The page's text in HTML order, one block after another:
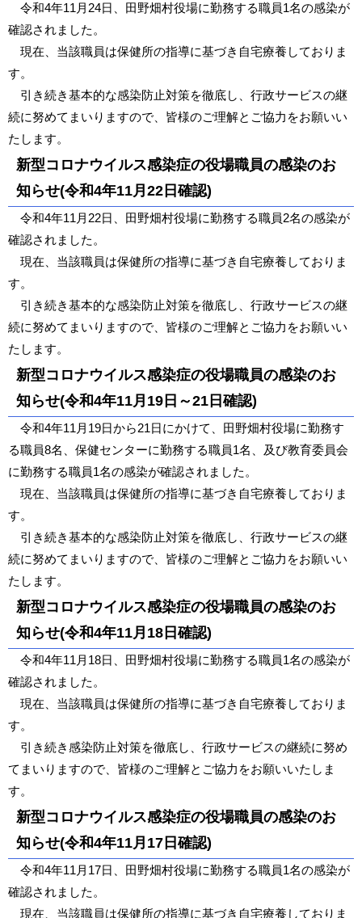
令和4年11月24日、田野畑村役場に勤務する職員1名の感染が
確認されました。
現在、当該職員は保健所の指導に基づき自宅療養しておりま
す。
引き続き基本的な感染防止対策を徹底し、行政サービスの継
続に努めてまいりますので、皆様のご理解とご協力をお願いい
たします。
新型コロナウイルス感染症の役場職員の感染のお
知らせ(令和4年11月22日確認)
令和4年11月22日、田野畑村役場に勤務する職員2名の感染が
確認されました。
現在、当該職員は保健所の指導に基づき自宅療養しておりま
す。
引き続き基本的な感染防止対策を徹底し、行政サービスの継
続に努めてまいりますので、皆様のご理解とご協力をお願いい
たします。
新型コロナウイルス感染症の役場職員の感染のお
知らせ(令和4年11月19日～21日確認)
令和4年11月19日から21日にかけて、田野畑村役場に勤務す
る職員8名、保健センターに勤務する職員1名、及び教育委員会
に勤務する職員1名の感染が確認されました。
現在、当該職員は保健所の指導に基づき自宅療養しておりま
す。
引き続き基本的な感染防止対策を徹底し、行政サービスの継
続に努めてまいりますので、皆様のご理解とご協力をお願いい
たします。
新型コロナウイルス感染症の役場職員の感染のお
知らせ(令和4年11月18日確認)
令和4年11月18日、田野畑村役場に勤務する職員1名の感染が
確認されました。
現在、当該職員は保健所の指導に基づき自宅療養しておりま
す。
引き続き感染防止対策を徹底し、行政サービスの継続に努め
てまいりますので、皆様のご理解とご協力をお願いいたしま
す。
新型コロナウイルス感染症の役場職員の感染のお
知らせ(令和4年11月17日確認)
令和4年11月17日、田野畑村役場に勤務する職員1名の感染が
確認されました。
現在、当該職員は保健所の指導に基づき自宅療養しておりま